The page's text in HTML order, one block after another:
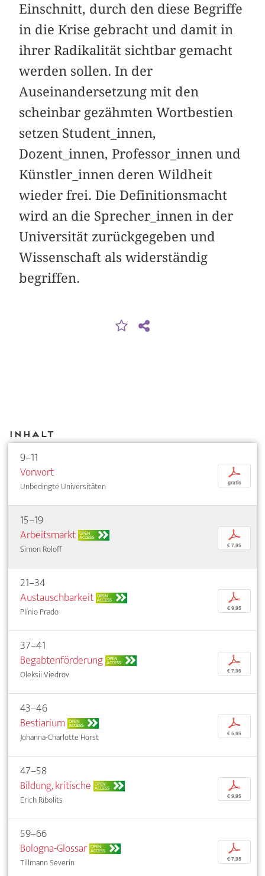
Einschnitt, durch den diese Begriffe
in die Krise gebracht und damit in
ihrer Radikalität sichtbar gemacht
werden sollen. In der
Auseinandersetzung mit den
scheinbar gezähmten Wortbestien
setzen Student_innen,
Dozent_innen, Professor_innen und
Künstler_innen deren Wildheit
wieder frei. Die Definitionsmacht
wird an die Sprecher_innen in der
Universität zurückgegeben und
Wissenschaft als widerständig
begriffen.
Inhalt
9–11
Vorwort
Unbedingte Universitäten
p
gratis
15–19
Arbeitsmarkt OPEN
ACCESS
Simon Roloff
p
€ 7,95
21–34
Austauschbarkeit OPEN
ACCESS
Plínio Prado
p
€ 9,95
37–41
Begabtenförderung OPEN
ACCESS
Oleksii Viedrov
p
€ 7,95
43–46
Bestiarium OPEN
ACCESS
Johanna-Charlotte Horst
p
€ 5,95
47–58
Bildung, kritische OPEN
ACCESS
Erich Ribolits
p
€ 9,95
59–66
Bologna-Glossar OPEN
ACCESS
Tillmann Severin
p
€ 7,95